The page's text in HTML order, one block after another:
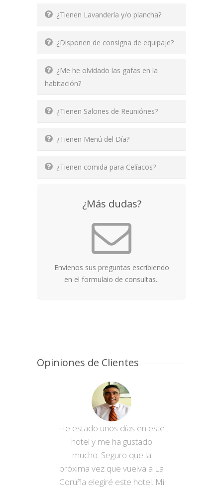
¿Tienen Lavandería y/o plancha?
¿Disponen de consigna de equipaje?
¿Me he olvidado las gafas en la
habitación?
¿Tienen Salones de Reuniónes?
¿Tienen Menú del Día?
¿Tienen comida para Celíacos?
¿Más dudas?
Envíenos sus preguntas escribiendo
en el formulaio de consultas..
Opiniones de Clientes
He estado unos días en este
hotel y me ha gustado
mucho. Seguro que la
próxima vez que vuelva a La
Coruña elegiré este hotel. Mi